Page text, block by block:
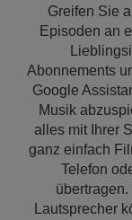
Greifen Sie
Episoden an
Abonnements
Google
Musik
alles mit Ihrer
ganz einfach
Telefon
Lautsprecher